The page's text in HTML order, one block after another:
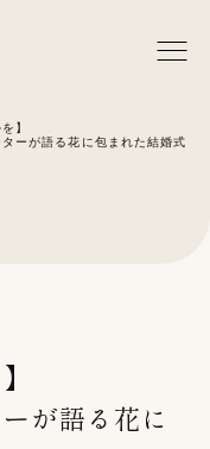
】
ーが語る花に包まれた結婚式と
が語る花に